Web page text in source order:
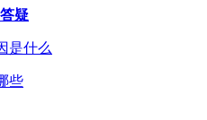
是什么
些